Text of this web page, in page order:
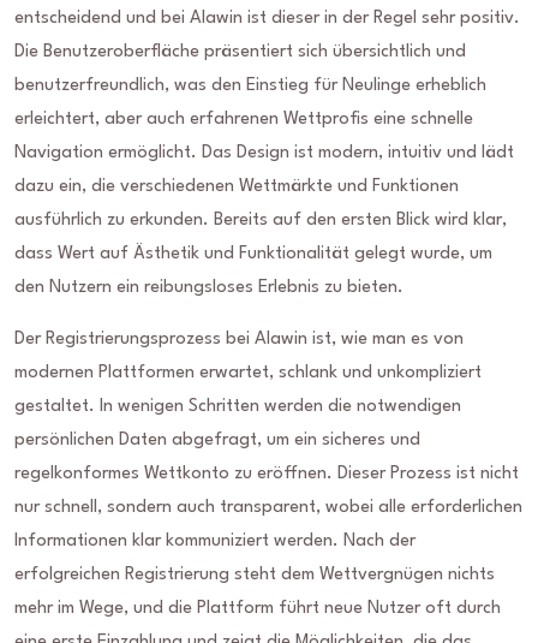
entscheidend und bei Alawin ist dieser in der Regel sehr positiv.
Die Benutzeroberfläche präsentiert sich übersichtlich und
benutzerfreundlich, was den Einstieg für Neulinge erheblich
erleichtert, aber auch erfahrenen Wettprofis eine schnelle
Navigation ermöglicht. Das Design ist modern, intuitiv und lädt
dazu ein, die verschiedenen Wettmärkte und Funktionen
ausführlich zu erkunden. Bereits auf den ersten Blick wird klar,
dass Wert auf Ästhetik und Funktionalität gelegt wurde, um
den Nutzern ein reibungsloses Erlebnis zu bieten.
Der Registrierungsprozess bei Alawin ist, wie man es von
modernen Plattformen erwartet, schlank und unkompliziert
gestaltet. In wenigen Schritten werden die notwendigen
persönlichen Daten abgefragt, um ein sicheres und
regelkonformes Wettkonto zu eröffnen. Dieser Prozess ist nicht
nur schnell, sondern auch transparent, wobei alle erforderlichen
Informationen klar kommuniziert werden. Nach der
erfolgreichen Registrierung steht dem Wettvergnügen nichts
mehr im Wege, und die Plattform führt neue Nutzer oft durch